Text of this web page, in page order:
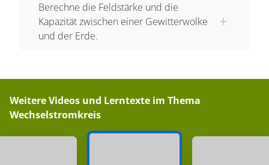
als Projektion auf die U- bzw. I Achse abgelesen
werden. Soweit eine knappe Wiederholung der
mathematischen Beschreibung von Größen im
Kondensator und wieder zwei Messgeräten für
dass der Widerstand eines Kondensators im
Berechne die Feldstärke und die
Kapazität zwischen einer Gewitterwolke
und der Erde.
Weitere Videos und Lerntexte im Thema
Wechselstromkreis